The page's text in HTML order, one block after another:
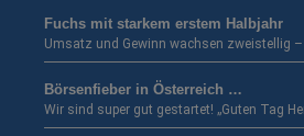
Fuchs mit starkem erstem Halbjahr
Umsatz und Gewinn wachsen zweistellig
Börsenfieber in Österreich …
Wir sind super gut gestartet! „Guten Tag